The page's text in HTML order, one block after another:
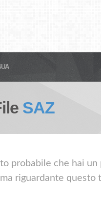
SAZ
probabile che hai
riguardante